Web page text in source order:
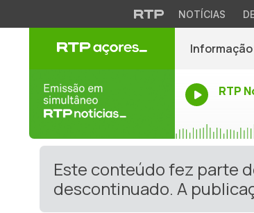
NOTÍCIAS
Informação
RTP
Este conteúdo fez parte
descontinuado. A